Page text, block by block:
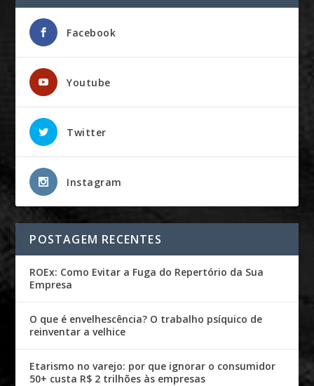
Facebook
Youtube
Twitter
Instagram
POSTAGEM RECENTES
ROEx: Como Evitar a Fuga do Repertório da Sua
Empresa
O que é envelhescência? O trabalho psíquico de
reinventar a velhice
Etarismo no varejo: por que ignorar o consumidor
50+ custa R$ 2 trilhões às empresas